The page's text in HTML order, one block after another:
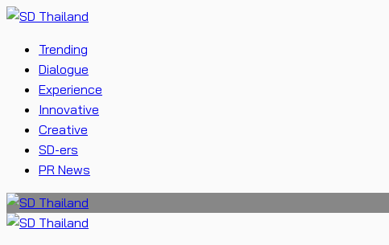
Trending
Dialogue
Experience
Innovative
Creative
SD-ers
PR News